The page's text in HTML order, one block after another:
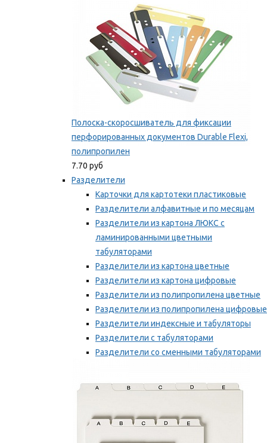
Полоска-скоросшиватель для фиксации
перфорированных документов Durable Flexi,
полипропилен
7.70 руб
Разделители
Карточки для картотеки пластиковые
Разделители алфавитные и по месяцам
Разделители из картона ЛЮКС с
ламинированными цветными
табуляторами
Разделители из картона цветные
Разделители из картона цифровые
Разделители из полипропилена цветные
Разделители из полипропилена цифровые
Разделители индексные и табуляторы
Разделители с табуляторами
Разделители со сменными табуляторами